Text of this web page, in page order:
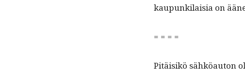
kaupunki­laisia on
= = = =
Pitäisikö sähköau­ton